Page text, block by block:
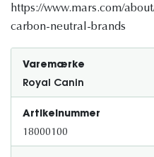
https://www.mars.com/
carbon-neutral-brands
Varemærke
Royal Canin
Artikelnummer
18000100